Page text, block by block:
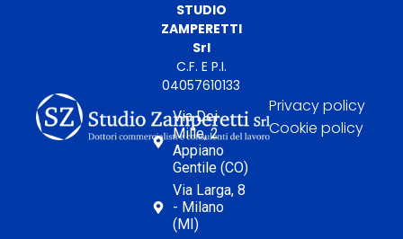
STUDIO
ZAMPERETTI
Srl
C.F. E P.I.
04057610133
Via Dei
Mille, 2
Appiano
Gentile (CO)
Via Larga, 8
- Milano
(MI)
Privacy policy
Cookie policy